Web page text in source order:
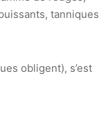
tanniques
obligent), s’est